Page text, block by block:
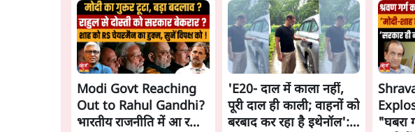
Modi Govt Reaching
Out to Rahul Gandhi?
भारतीय राजनीति में आ रहा
'E20- दाल में काला नहीं,
पूरी दाल ही काली; वाहनों को
बरबाद कर रहा है इथेनॉल':
"घबरा